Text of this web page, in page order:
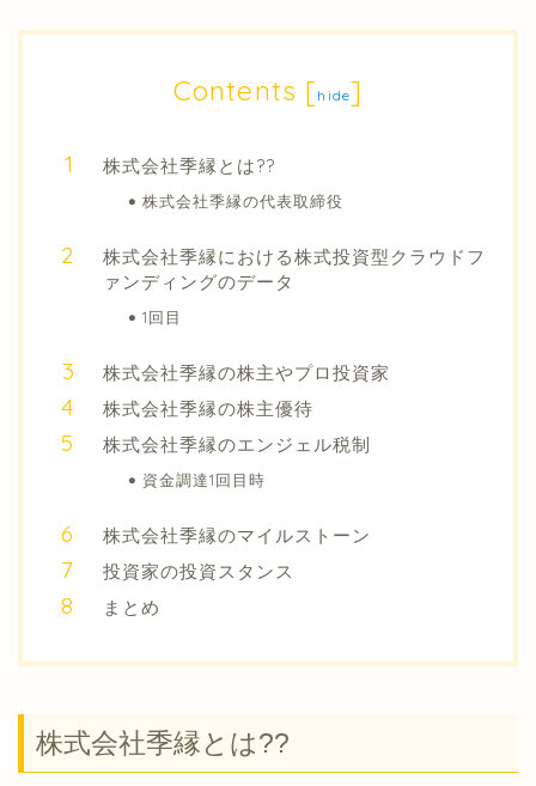
Contents [hide]
株式会社季縁とは??
株式会社季縁の代表取締役
株式会社季縁における株式投資型クラウドフ
ァンディングのデータ
1回目
株式会社季縁の株主やプロ投資家
株式会社季縁の株主優待
株式会社季縁のエンジェル税制
資金調達1回目時
株式会社季縁のマイルストーン
投資家の投資スタンス
まとめ
株式会社季縁とは??